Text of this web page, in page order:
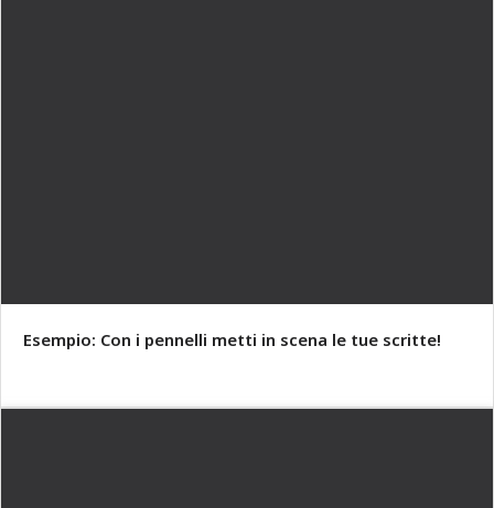
Esempio: Con i pennelli metti in scena le tue scritte!